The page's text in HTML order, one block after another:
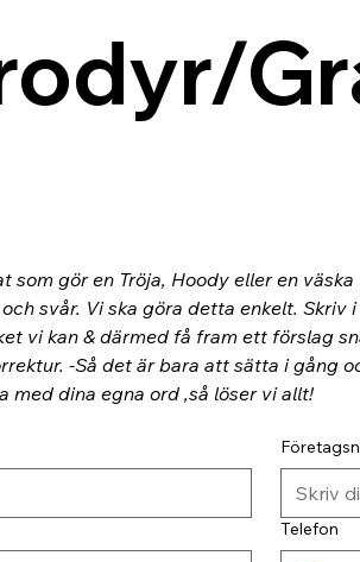
gör en Tröja, Hoody eller en
svår. Vi ska göra detta enkelt.
vi kan & därmed få fram ett förslag
-Så det är bara att sätta i gång
med dina egna ord ,så löser vi allt!
Telefon